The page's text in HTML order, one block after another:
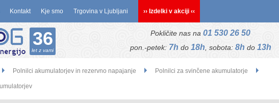
Kontakt Kje smo Trgovina v Ljubljani ›› Izdelki v akciji ‹‹
36
let z vami
Pokličite nas na 01 530 26 50
pon.-petek: 7h do 18h , sobota: 8h do 13h
Polnilci akumulatorjev in rezervno napajanje Polnilci za svinčene akumulatorje